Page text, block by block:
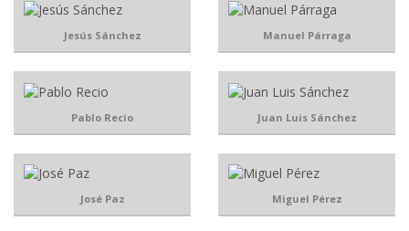
Jesús Sánchez Manuel Párraga
Pablo Recio Juan Luis Sánchez
José Paz Miguel Pérez